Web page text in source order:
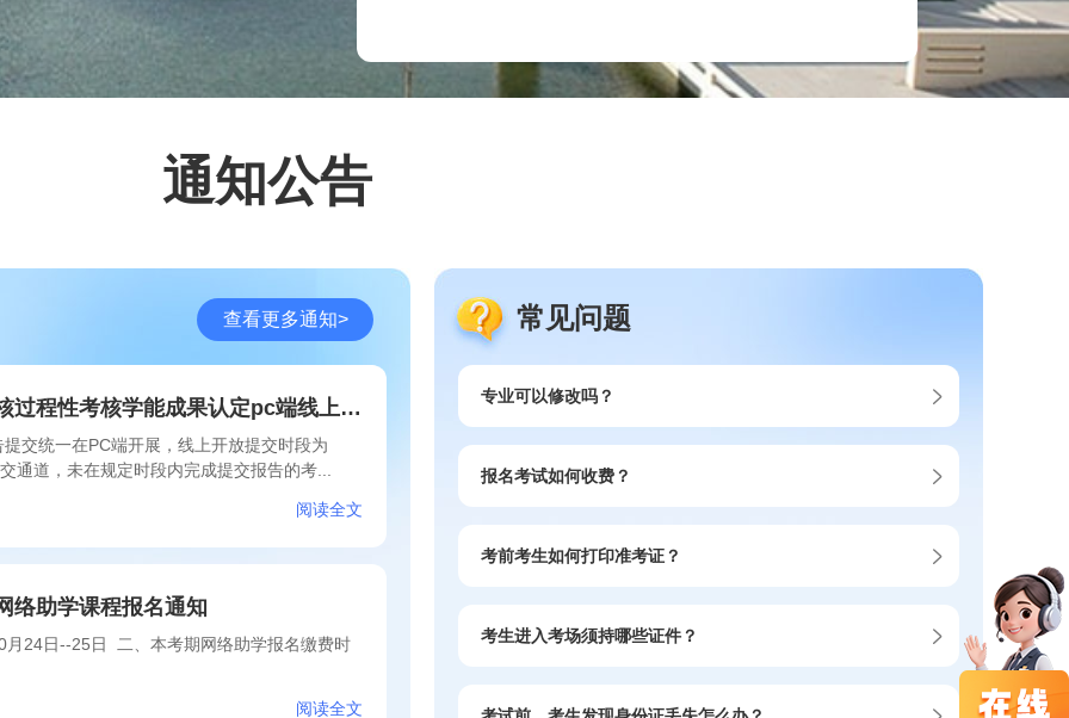
通知公告
查看更多通知>
天津师范大学2026年10月考期课程协同考核过程性考核学能成果认定pc端线上提交通知
交统一在PC端开展，线上开放提交时段为
道，未在规定时段内完成提交报告的考...
阅读全文
络助学课程报名通知
24日--25日 二、本考期网络助学报名缴费时
阅读全文
常见问题
专业可以修改吗？
报名考试如何收费？
考前考生如何打印准考证？
考生进入考场须持哪些证件？